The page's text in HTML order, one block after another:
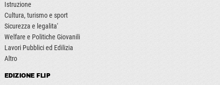
Istruzione
Cultura, turismo e sport
Sicurezza e legalita'
Welfare e Politiche Giovanili
Lavori Pubblici ed Edilizia
Altro
EDIZIONE FLIP